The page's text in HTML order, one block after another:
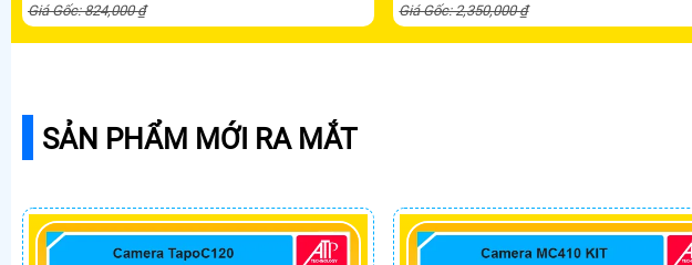
Giá Gốc: 824,000 ₫ Giá Gốc: 2,350,000 ₫
SẢN PHẨM MỚI RA MẮT